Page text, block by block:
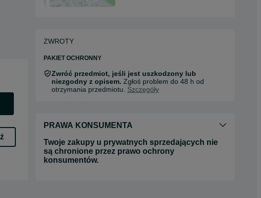
ZWROTY
PAKIET OCHRONNY
Zwróć przedmiot, jeśli jest uszkodzony lub
niezgodny z opisem. Zgłoś problem do 48 h od
otrzymania przedmiotu. Szczegóły
PRAWA KONSUMENTA
Twoje zakupy u prywatnych sprzedających nie
są chronione przez prawo ochrony
konsumentów.